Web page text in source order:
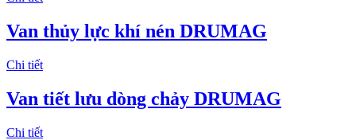
Van thủy lực khí nén DRUMAG
Chi tiết
Van tiết lưu dòng chảy DRUMAG
Chi tiết